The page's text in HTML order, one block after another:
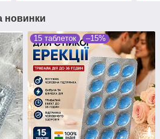
новинки
15 таблеток –15%